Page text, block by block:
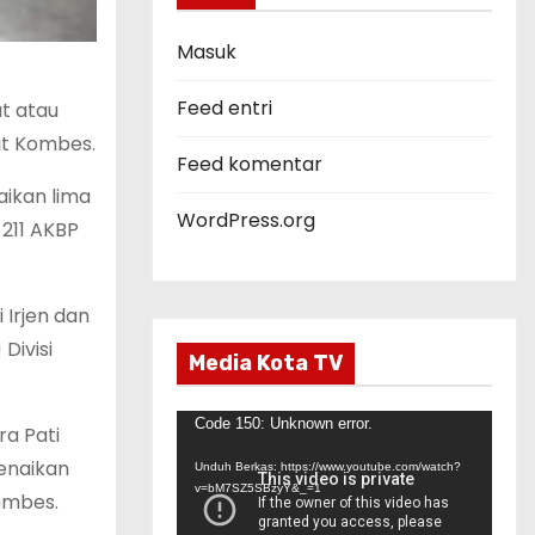
atau
Kombes.
lima
AKBP
Irjen dan
Pati
o
r
Masuk
Feed entri
Feed komentar
WordPress.org
Media Kota TV
Code 150: Unknown error.
Unduh Berkas: https://www.youtube.com/watch?
v=bM7SZ5SBzyY&_=1